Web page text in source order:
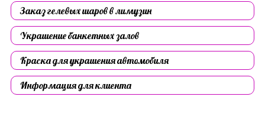
Заказ гелевых шаров в лимузин
Украшение банкетных залов
Краска для украшения автомобиля
Информация для клиента